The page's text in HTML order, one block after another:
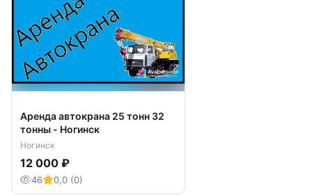
Аренда автокрана 25 тонн 32
тонны - Ногинск
Ногинск
12 000 ₽
46 0,0 (0)